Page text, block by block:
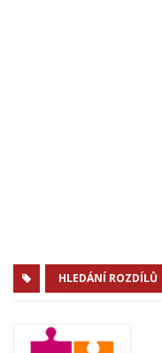
HLEDÁNÍ ROZDÍLŮ